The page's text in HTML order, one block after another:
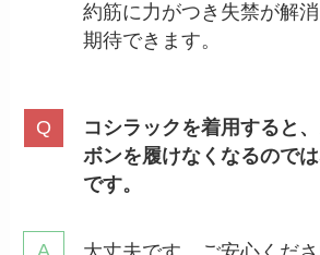
約筋に力がつき失禁が解
期待できます。
コシラックを着用すると
ボンを履けなくなるので
です。